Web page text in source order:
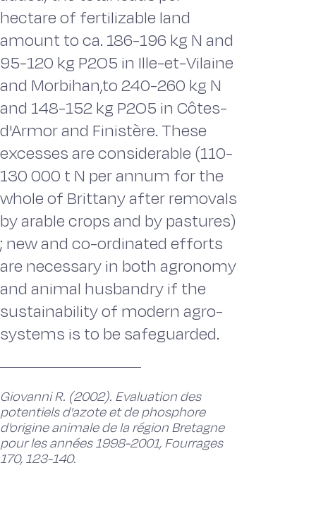
hectare of fertilizable land
amount to ca. 186-196 kg N and
95-120 kg P2O5 in Ille-et-Vilaine
and Morbihan,to 240-260 kg N
and 148-152 kg P2O5 in Côtes-
d'Armor and Finistère. These
excesses are considerable (110-
130 000 t N per annum for the
whole of Brittany after removals
by arable crops and by pastures)
; new and co-ordinated efforts
are necessary in both agronomy
and animal husbandry if the
sustainability of modern agro-
systems is to be safeguarded.
Giovanni R. (2002). Evaluation des
potentiels d'azote et de phosphore
d'origine animale de la région Bretagne
pour les années 1998-2001, Fourrages
170, 123-140.